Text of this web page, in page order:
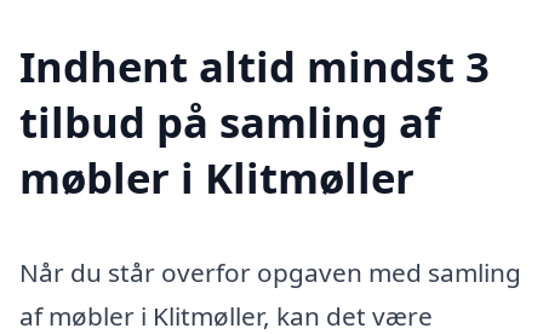
Indhent altid mindst 3
tilbud på samling af
møbler i Klitmøller
Når du står overfor opgaven med samling
af møbler i Klitmøller, kan det være